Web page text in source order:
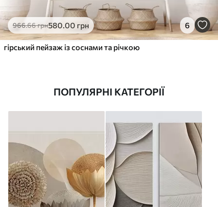
966.66грн580.00 грн 6
гірський пейзаж із соснами та річкою
ПОПУЛЯРНІ КАТЕГОРІЇ